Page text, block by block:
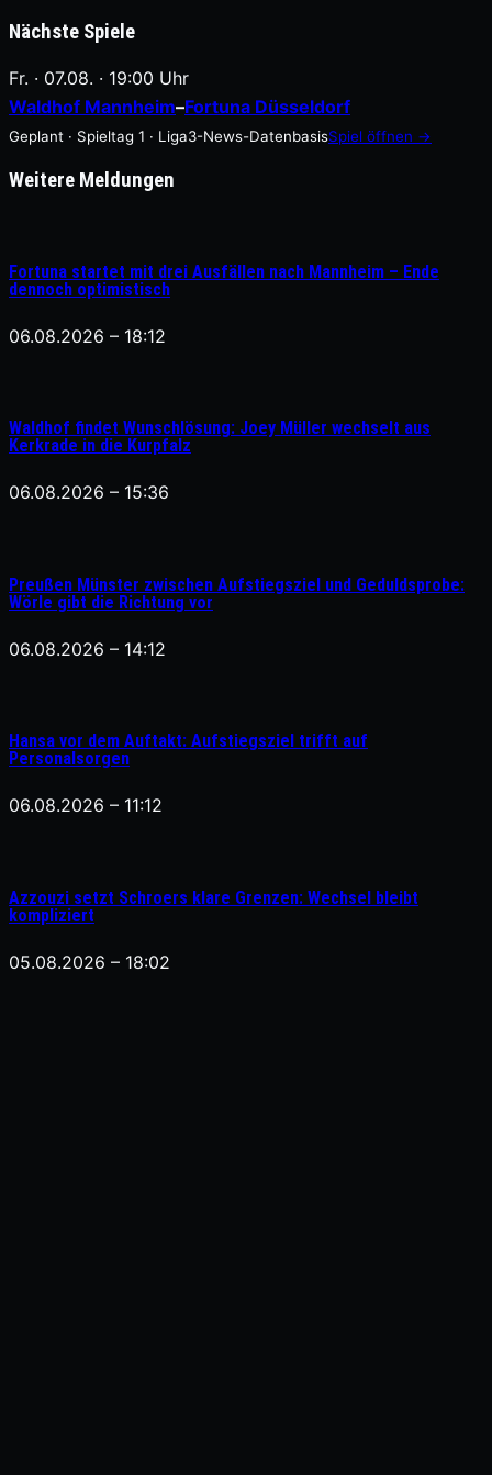
Nächste Spiele
Fr. · 07.08. · 19:00 Uhr
Waldhof Mannheim–Fortuna Düsseldorf
Geplant · Spieltag 1 · Liga3-News-DatenbasisSpiel öffnen →
Weitere Meldungen
Fortuna startet mit drei Ausfällen nach Mannheim – Ende
dennoch optimistisch
06.08.2026 – 18:12
Waldhof findet Wunschlösung: Joey Müller wechselt aus
Kerkrade in die Kurpfalz
06.08.2026 – 15:36
Preußen Münster zwischen Aufstiegsziel und Geduldsprobe:
Wörle gibt die Richtung vor
06.08.2026 – 14:12
Hansa vor dem Auftakt: Aufstiegsziel trifft auf
Personalsorgen
06.08.2026 – 11:12
Azzouzi setzt Schroers klare Grenzen: Wechsel bleibt
kompliziert
05.08.2026 – 18:02